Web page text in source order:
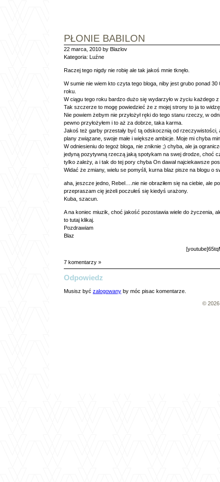
PŁONIE BABILON
22 marca, 2010 by Blazlov
Kategoria: Luźne
Raczej tego nigdy nie robię ale tak jakoś mnie tknęło.
W sumie nie wiem kto czyta tego bloga, niby jest grubo ponad
roku.
W ciągu tego roku bardzo dużo się wydarzyło w życiu każdego
Tak szczerze to mogę powiedzieć że z mojej strony to ja to
Nie powiem żebym nie przyłożył ręki do tego stanu rzeczy, w
pewno przyłożyłem i to aż za dobrze, taka karma.
Jakoś też garby przestały być tą odskocznią od rzeczywistości,
plany związane, swoje małe i większe ambicje. Moje mi chyba
W odniesieniu do tegoż bloga, nie zniknie ;) chyba, ale ja
jedyną pozytywną rzeczą jaką spotykam na swej drodze, choć
tylko zależy, a i tak do tej pory chyba On dawał najciekawsze
Widać że zmiany, wielu se pomyśli, kurna blaz pisze na blogu
aha, jeszcze jedno, Rebel….nie nie obraziłem się na ciebie, ale
przepraszam cię jeżeli poczułeś się kiedyś urażony.
Kuba, szacun.
A na koniec miuzik, choć jakość pozostawia wiele do życzenia,
to tutaj klikaj
Pozdrawiam
Blaz
7 komentarzy »
Odpowiedz
Musisz być zalogowany by móc pisac komentarze.
©